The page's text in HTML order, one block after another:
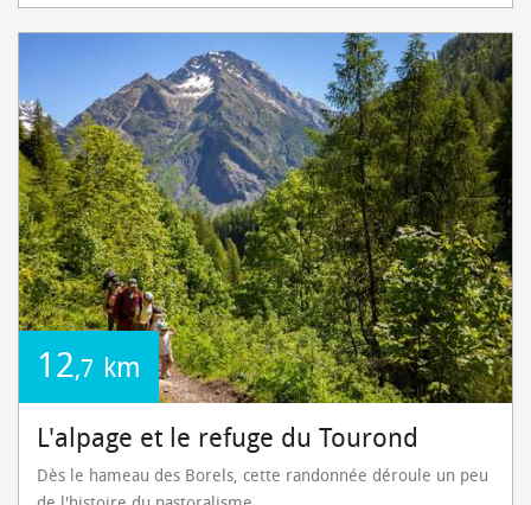
12,7 km
L'alpage et le refuge du Tourond
Dès le hameau des Borels, cette randonnée déroule un peu